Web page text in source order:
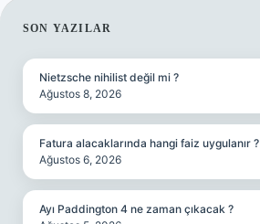
SIDEBAR
SON YAZILAR
Nietzsche nihilist değil mi ?
Ağustos 8, 2026
Fatura alacaklarında hangi faiz uygulanır ?
Ağustos 6, 2026
Ayı Paddington 4 ne zaman çıkacak ?